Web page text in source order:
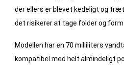
der ellers er blevet kedeligt og
det risikerer at tage folder og
Modellen har en 70 milliliters
kompatibel med helt almindeligt